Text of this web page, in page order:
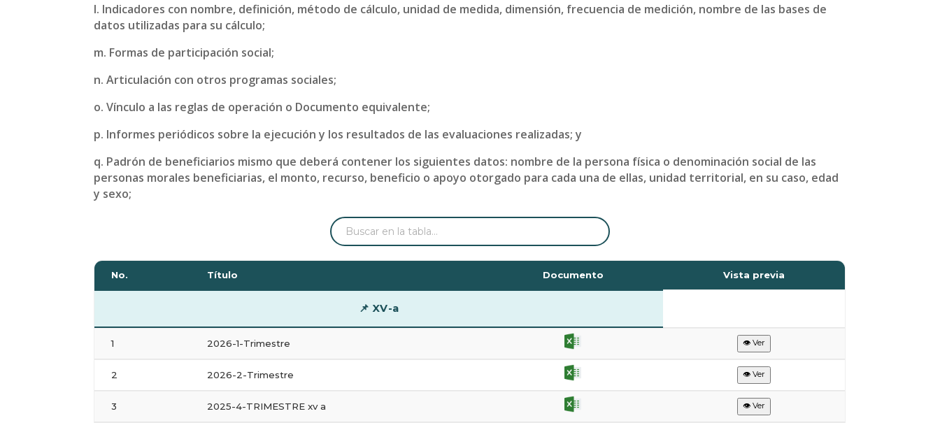
l. Indicadores con nombre, definición, método de cálculo, unidad de medida, dimensión, frecuencia de medición, nombre de las bases de
datos utilizadas para su cálculo;
m. Formas de participación social;
n. Articulación con otros programas sociales;
o. Vínculo a las reglas de operación o Documento equivalente;
p. Informes periódicos sobre la ejecución y los resultados de las evaluaciones realizadas; y
q. Padrón de beneficiarios mismo que deberá contener los siguientes datos: nombre de la persona física o denominación social de las
personas morales beneficiarias, el monto, recurso, beneficio o apoyo otorgado para cada una de ellas, unidad territorial, en su caso, edad
y sexo;
No. Título Documento Vista previa
📌 XV-a
1 2026-1-Trimestre 👁 Ver
2 2026-2-Trimestre 👁 Ver
3 2025-4-TRIMESTRE xv a 👁 Ver